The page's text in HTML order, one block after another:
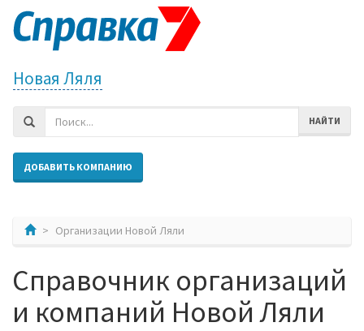
Новая Ляля
НАЙТИ
ДОБАВИТЬ КОМПАНИЮ
Организации Новой Ляли
Справочник организаций
и компаний Новой Ляли